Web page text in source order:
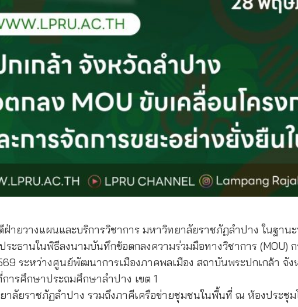
ายวางแผนและบริการวิชาการ มหาวิทยาลัยราชภัฏลำปาง ในฐาน
ธานในพิธีลงนามบันทึกข้อตกลงความร่วมมือทางวิชาการ (MOU) ก
ระหว่างศูนย์พัฒนาการเมืองภาคพลเมือง สถาบันพระปกเกล้า จั
ารศึกษาประถมศึกษาลำปาง เขต 1
ยาลัยราชภัฏลำปาง รวมถึงภาคีเครือข่ายชุมชนในพื้นที่ ณ ห้องประชุ